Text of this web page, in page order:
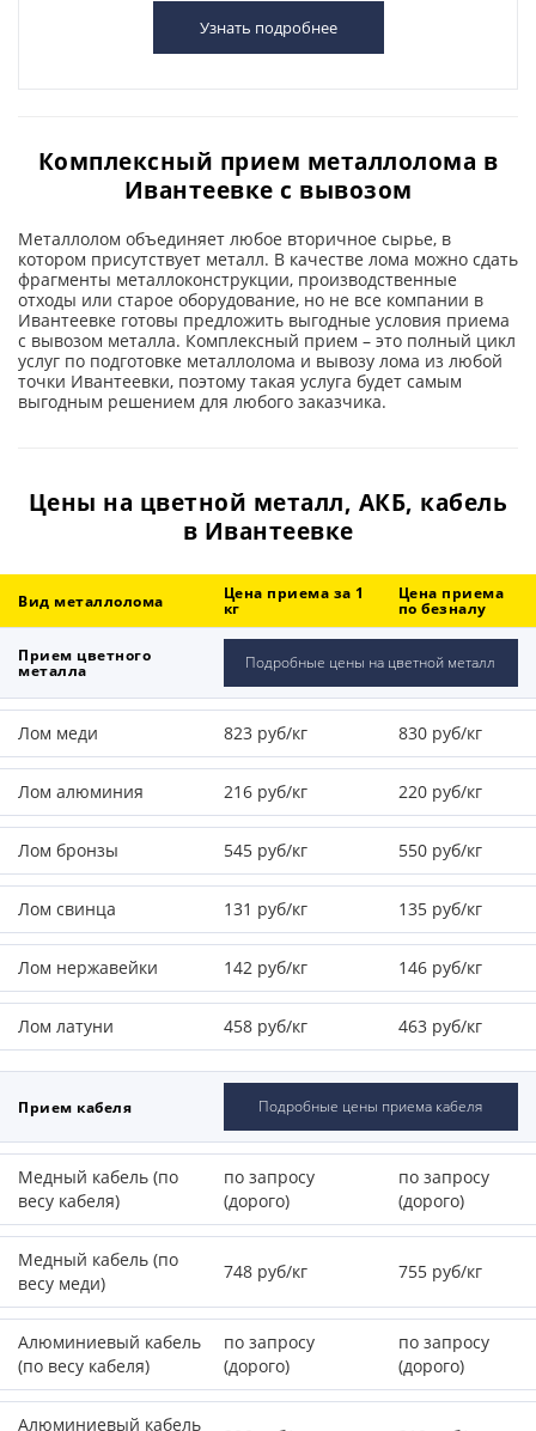
Узнать подробнее
Комплексный прием металлолома в
Ивантеевке с вывозом
Металлолом объединяет любое вторичное сырье, в
котором присутствует металл. В качестве лома можно сдать
фрагменты металлоконструкции, производственные
отходы или старое оборудование, но не все компании в
Ивантеевке готовы предложить выгодные условия приема
с вывозом металла. Комплексный прием – это полный цикл
услуг по подготовке металлолома и вывозу лома из любой
точки Ивантеевки, поэтому такая услуга будет самым
выгодным решением для любого заказчика.
Цены на цветной металл, АКБ, кабель
в Ивантеевке
Вид металлолома Цена приема за 1
кг
Цена приема
по безналу
Прием цветного
металла Подробные цены на цветной металл
Лом меди 823 руб/кг 830 руб/кг
Лом алюминия 216 руб/кг 220 руб/кг
Лом бронзы 545 руб/кг 550 руб/кг
Лом свинца 131 руб/кг 135 руб/кг
Лом нержавейки 142 руб/кг 146 руб/кг
Лом латуни 458 руб/кг 463 руб/кг
Прием кабеля Подробные цены приема кабеля
Медный кабель (по
весу кабеля)
по запросу
(дорого)
по запросу
(дорого)
Медный кабель (по
весу меди)
748 руб/кг 755 руб/кг
Алюминиевый кабель
(по весу кабеля)
по запросу
(дорого)
по запросу
(дорого)
Алюминиевый кабель